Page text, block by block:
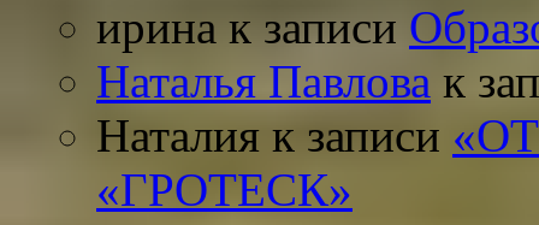
ирина к записи
Наталья Павлова к
Наталия к записи
«ГРОТЕСК»